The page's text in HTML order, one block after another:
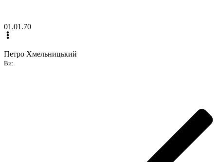
01.01.70
Петро Хмельницький
Ви: